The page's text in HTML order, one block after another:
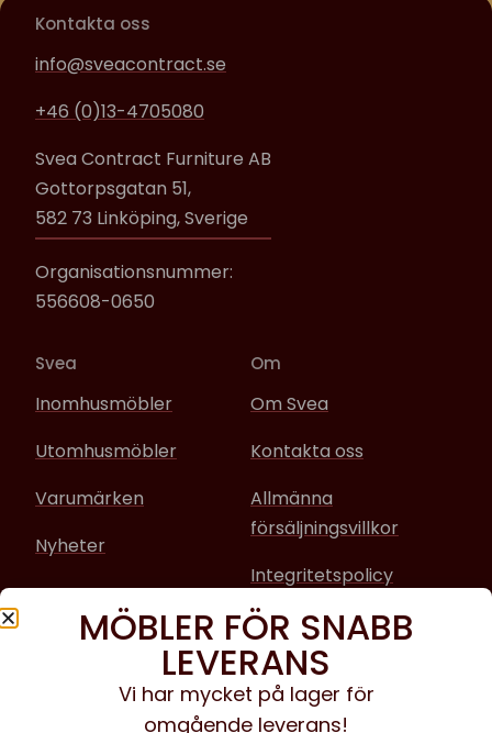
Kontakta oss
info@sveacontract.se
+46 (0)13-4705080
Svea Contract Furniture AB
Gottorpsgatan 51,
582 73 Linköping, Sverige
Organisationsnummer:
556608-0650
Svea
Inomhusmöbler
Utomhusmöbler
Varumärken
Nyheter
Om
Om Svea
Kontakta oss
Allmänna
försäljningsvillkor
Integritetspolicy
Sociala media
Facebook
MÖBLER FÖR SNABB
LEVERANS
Vi har mycket på lager för
omgående leverans!